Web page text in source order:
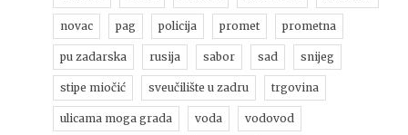
novac pag policija promet prometna
pu zadarska rusija sabor sad snijeg
stipe miočić sveučilište u zadru trgovina
ulicama moga grada voda vodovod